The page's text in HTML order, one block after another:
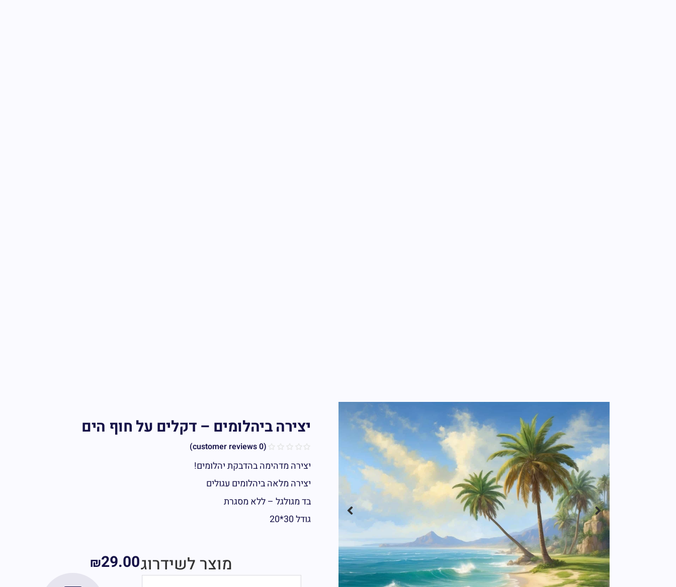
יצירה ביהלומים – דקלים על חוף הים
(
0
יצירה מדהימה בהדבקת יהלומים!
יצירה מלאה ביהלומים עגולים
בד מגולגל – ללא מסגרת
גודל 30*20
מוצר לשידרוג ₪29.00